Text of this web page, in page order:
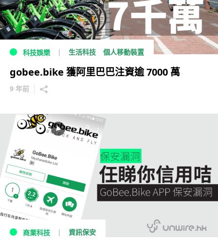
科技娛樂 生活科技 個人移動裝置
gobee.bike 獲阿里巴巴注資逾 7000 萬
9 年前
商業科技 資訊保安